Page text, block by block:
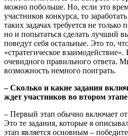
можно побольше. Но, если это
участников конкурса, то
таких задачах требуется не только
но и попытаться сделать лучший
поведут себя остальные. Это то,
«стратегическое взаимодействие».
очевидного правильного ответа.
возможность немного поиграть.
– Сколько и какие задания
ждет участников во втором
– Первый этап обычно включает
Это те задания, которые я
этап является основным –